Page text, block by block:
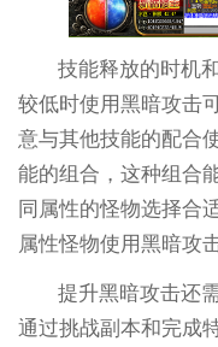
技能释放的时机
较低时使用黑暗攻击
意与其他技能的配合
能的组合，这种组合
同属性的怪物选择合
属性怪物使用黑暗攻
提升黑暗攻击还
通过挑战副本和完成